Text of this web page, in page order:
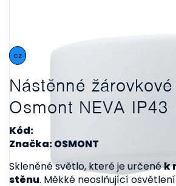
Nástěnné
Osmont NEVA IP43
Kód:
cz
Značka: OSMONT
Skleněné světlo, které je určenék
stěnu. Měkké neoslňující